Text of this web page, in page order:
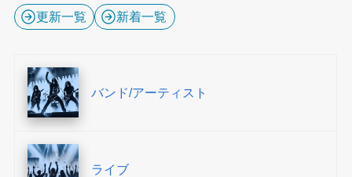
更新一覧 新着一覧
バンド/アーティスト
ライブ